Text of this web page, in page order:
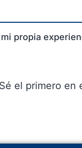
propia
el primero en